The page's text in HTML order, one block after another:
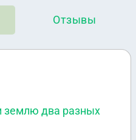
Отзывы
землю два разных